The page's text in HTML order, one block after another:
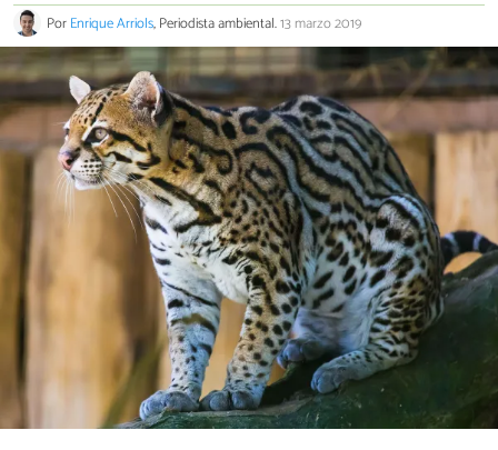
PorEnrique Arriols, Periodista ambiental.13 marzo 2019